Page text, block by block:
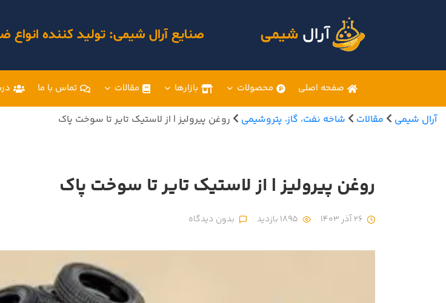
صنایع آرال شیمی: تولید کننده
صفحه اصلی محصولات بازارها مقالات تماس با ما
آرال شیمی مقالات شاخه نفت، گاز، پتروشیمی روغن پیرولیز | از لاستیک تایر تا سوخت پاک
روغن پیرولیز | از لاستیک تایر تا سوخت پاک
بدون دیدگاه